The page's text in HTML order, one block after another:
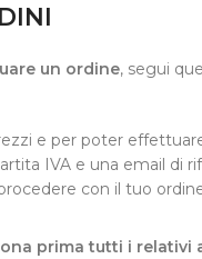
un ordine, segui
e per poter
IVA e una email di
con il tuo
prima tutti i relativi